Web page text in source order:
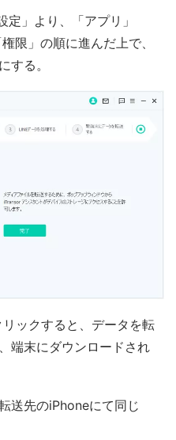
」より、「アプリ」
」の順に進んだ上で、
する。
ックすると、データを転
端末にダウンロードされ
送先のiPhoneにて同じ